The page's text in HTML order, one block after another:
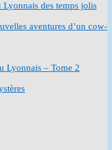
Lyonnais des temps jolis
aventures d’un cow-
Lyonnais – Tome 2